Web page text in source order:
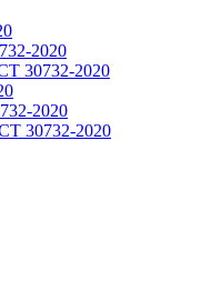
2020
30732-2020
2020
30732-2020